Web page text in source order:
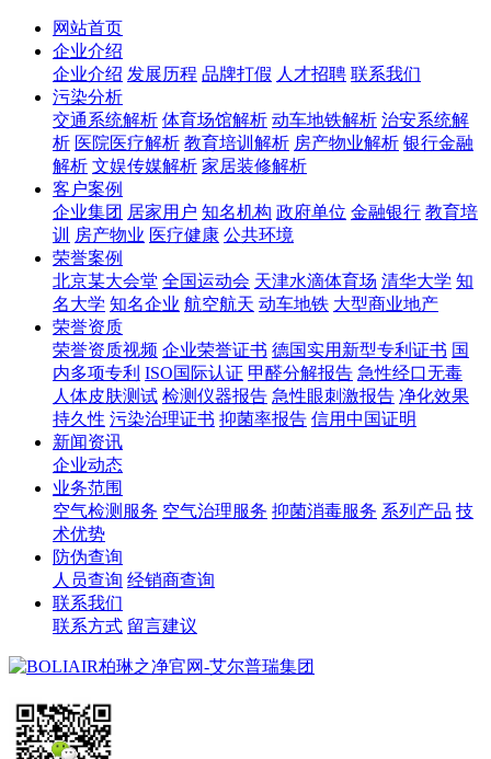
网站首页
企业介绍
企业介绍 发展历程 品牌打假 人才招聘 联系我们
污染分析
交通系统解析 体育场馆解析 动车地铁解析 治安系统解
析 医院医疗解析 教育培训解析 房产物业解析 银行金融
解析 文娱传媒解析 家居装修解析
客户案例
企业集团 居家用户 知名机构 政府单位 金融银行 教育培
训
房产物业 医疗健康 公共环境
荣誉案例
北京某大会堂 全国运动会 天津水滴体育场 清华大学 知
名大学 知名企业 航空航天 动车地铁 大型商业地产
荣誉资质
荣誉资质视频 企业荣誉证书 德国实用新型专利证书 国
内多项专利 ISO国际认证 甲醛分解报告 急性经口无毒
人体皮肤测试 检测仪器报告 急性眼刺激报告 净化效果
持久性 污染治理证书 抑菌率报告 信用中国证明
新闻资讯
企业动态
业务范围
空气检测服务 空气治理服务 抑菌消毒服务 系列产品 技
术优势
防伪查询
人员查询 经销商查询
联系我们
联系方式 留言建议